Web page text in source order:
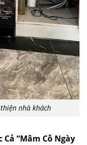
nhà khách
“Mâm Cỗ Ngày